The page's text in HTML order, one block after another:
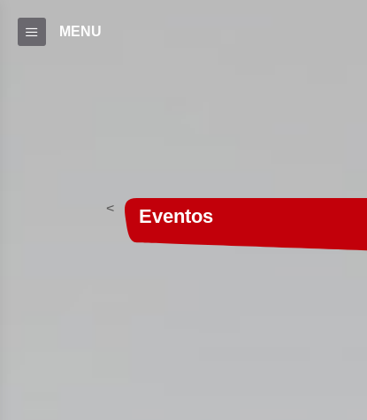
MENU
< Eventos